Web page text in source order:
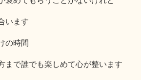
います
の時間
まで誰でも楽しめて心が整います